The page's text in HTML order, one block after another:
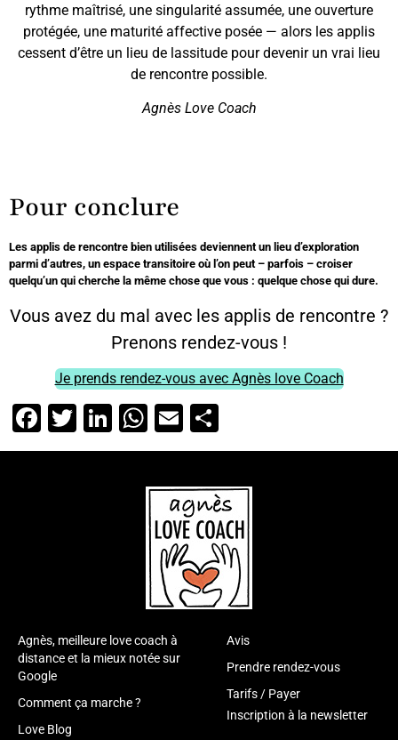
rythme maîtrisé, une singularité assumée, une ouverture
protégée, une maturité affective posée — alors les applis
cessent d’être un lieu de lassitude pour devenir un vrai lieu
de rencontre possible.
Agnès Love Coach
Pour conclure
Les applis de rencontre bien utilisées deviennent un lieu d’exploration
parmi d’autres, un espace transitoire où l’on peut – parfois – croiser
quelqu’un qui cherche la même chose que vous : quelque chose qui dure.
Vous avez du mal avec les applis de rencontre ?
Prenons rendez-vous !
Je prends rendez-vous avec Agnès love Coach
Facebook
Twitter
LinkedIn
WhatsApp
Email
Agnès, meilleure love coach à
distance et la mieux notée sur
Google
Comment ça marche ?
Love Blog
Avis
Prendre rendez-vous
Tarifs / Payer
Inscription à la newsletter